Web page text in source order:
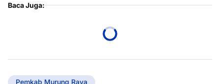
Baca Juga:
Pemkab Murung Raya